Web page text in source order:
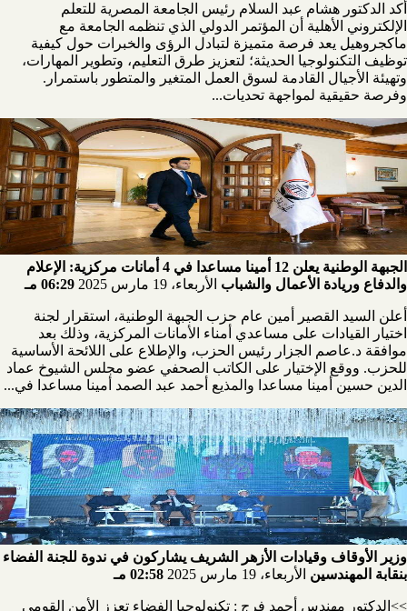
أكد الدكتور هشام عبد السلام رئيس الجامعة المصرية للتعلم
الإلكتروني الأهلية أن المؤتمر الدولي الذي تنظمه الجامعة مع
ماكجروهيل يعد فرصة متميزة لتبادل الرؤى والخبرات حول كيفية
توظيف التكنولوجيا الحديثة؛ لتعزيز طرق التعليم، وتطوير المهارات،
وتهيئة الأجيال القادمة لسوق العمل المتغير والمتطور باستمرار.
وفرصة حقيقية لمواجهة تحديات...
الجبهة الوطنية يعلن 12 أمينا مساعدا في 4 أمانات مركزية: الإعلام
والدفاع وريادة الأعمال والشباب الأربعاء، 19 مارس 2025 06:29 مـ
أعلن السيد القصير أمين عام حزب الجبهة الوطنية، استقرار لجنة
اختيار القيادات على مساعدي أمناء الأمانات المركزية، وذلك بعد
موافقة د.عاصم الجزار رئيس الحزب، والإطلاع على اللائحة الأساسية
للحزب. ووقع الإختيار على الكاتب الصحفي عضو مجلس الشيوخ عماد
الدين حسين أمينا مساعدا والمذيع أحمد عبد الصمد أمينا مساعدا في...
وزير الأوقاف وقيادات الأزهر الشريف يشاركون في ندوة للجنة الفضاء
بنقابة المهندسين الأربعاء، 19 مارس 2025 02:58 مـ
>>الدكتور مهندس أحمد فرج : تكنولوجيا الفضاء تعزز الأمن القومي